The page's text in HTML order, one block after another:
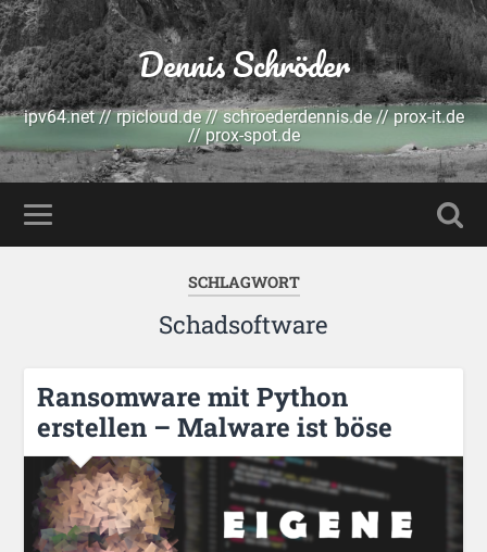
Dennis Schröder
ipv64.net // rpicloud.de // schroederdennis.de // prox-it.de
// prox-spot.de
SCHLAGWORT
Schadsoftware
Ransomware mit Python
erstellen – Malware ist böse